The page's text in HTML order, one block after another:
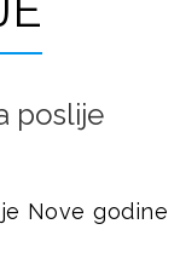
poslije
Nove godine